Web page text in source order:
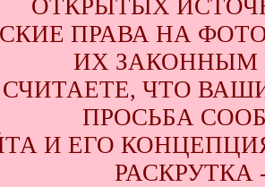
ОТКРЫТЫХ
ПРАВА НА
ИХ ЗАКОННЫМ
ЧТО
ПРОСЬБА
И ЕГО КОНЦЕПЦИЯ
РАСКРУТКА -